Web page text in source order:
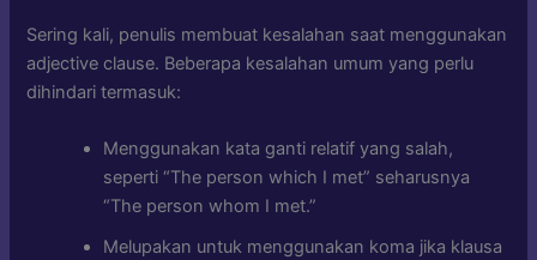
Sering kali, penulis membuat kesalahan saat menggunakan
adjective clause. Beberapa kesalahan umum yang perlu
dihindari termasuk:
Menggunakan kata ganti relatif yang salah,
seperti “The person which I met” seharusnya
“The person whom I met.”
Melupakan untuk menggunakan koma jika klausa